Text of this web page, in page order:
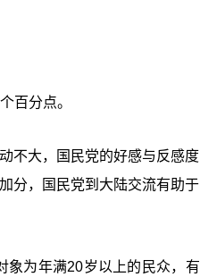
百分点。
不大，国民党的好感与反感度
分，国民党到大陆交流有助于
象为年满20岁以上的民众，有